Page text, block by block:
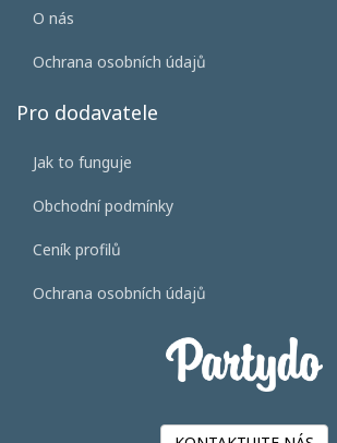
O nás
Ochrana osobních údajů
Pro dodavatele
Jak to funguje
Obchodní podmínky
Ceník profilů
Ochrana osobních údajů